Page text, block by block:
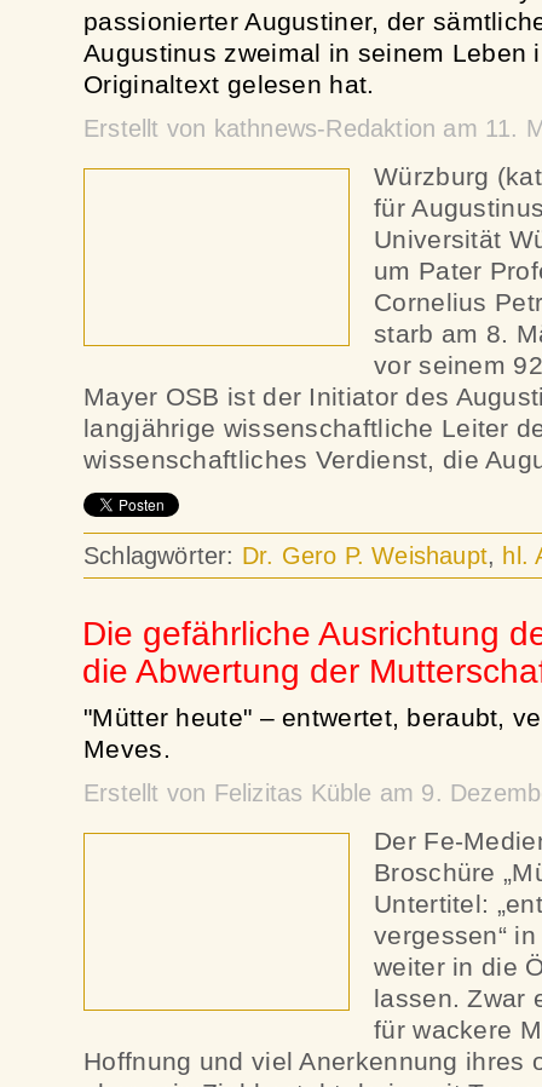
passionierter Augustiner, der
Augustinus zweimal in seinem Leben
Originaltext gelesen hat.
Erstellt von kathnews-Redaktion am 11.
Würzburg
für
Universität
um Pater
Cornelius
starb am 8.
vor seinem
Mayer OSB ist der Initiator des
langjährige wissenschaftliche Leiter
wissenschaftliches Verdienst, die
Schlagwörter: Dr. Gero P. Weishaupt, hl.
Die gefährliche Ausrichtung
die Abwertung der
"Mütter heute" – entwertet, beraubt,
Meves.
Erstellt von Felizitas Küble am 9.
Der Fe-
Broschüre
Untertitel:
vergessen“
weiter in die
lassen. Zwar
für wackere
Hoffnung und viel Anerkennung ihres